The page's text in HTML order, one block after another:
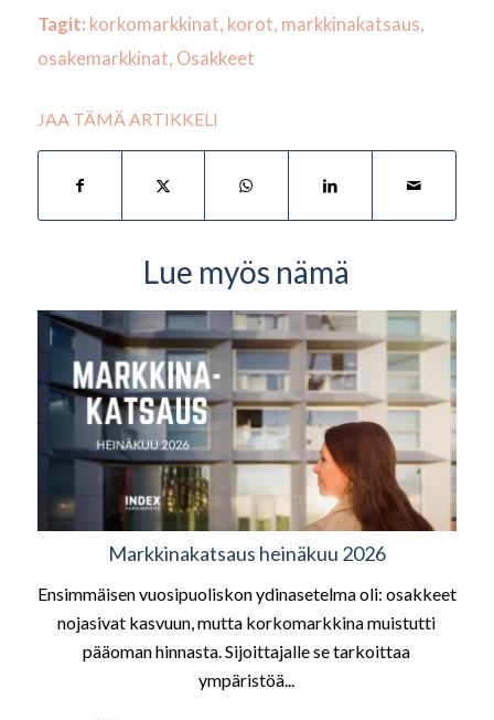
Tagit: korkomarkkinat, korot, markkinakatsaus,
osakemarkkinat, Osakkeet
JAA TÄMÄ ARTIKKELI
Lue myös nämä
Markkinakatsaus heinäkuu 2026
Ensimmäisen vuosipuoliskon ydinasetelma oli: osakkeet
nojasivat kasvuun, mutta korkomarkkina muistutti
pääoman hinnasta. Sijoittajalle se tarkoittaa
ympäristöä...